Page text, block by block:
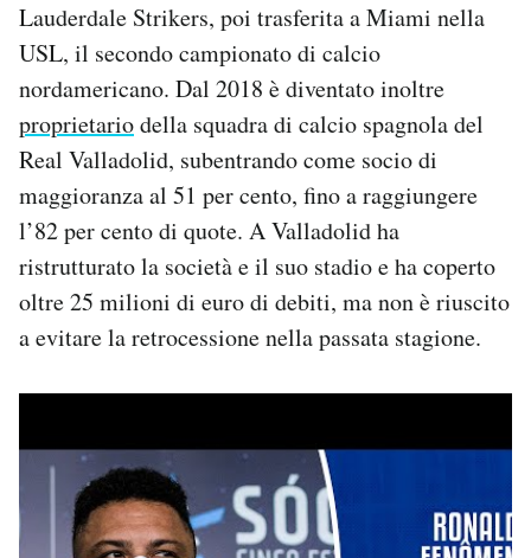
Lauderdale Strikers, poi trasferita a Miami nella
USL, il secondo campionato di calcio
nordamericano. Dal 2018 è diventato inoltre
proprietariodella squadra di calcio spagnola del
Real Valladolid, subentrando come socio di
maggioranza al 51 per cento, fino a raggiungere
l’82 per cento di quote. A Valladolid ha
ristrutturato la società e il suo stadio e ha coperto
oltre 25 milioni di euro di debiti, ma non è riuscito
a evitare la retrocessione nella passata stagione.